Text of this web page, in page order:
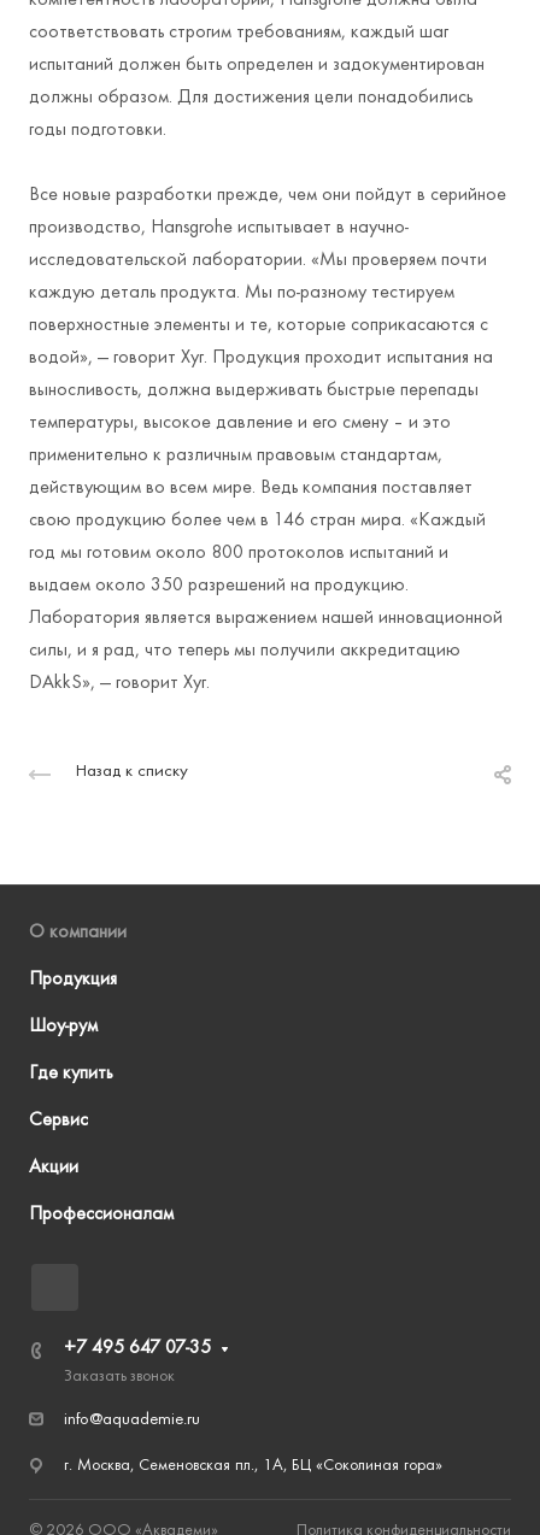
соответствовать строгим требованиям, каждый шаг
испытаний должен быть определен и задокументирован
должны образом. Для достижения цели понадобились
годы подготовки.
Все новые разработки прежде, чем они пойдут в серийное
производство, Hansgrohe испытывает в научно-
исследовательской лаборатории. «Мы проверяем почти
каждую деталь продукта. Мы по-разному тестируем
поверхностные элементы и те, которые соприкасаются с
водой», — говорит Хуг. Продукция проходит испытания на
выносливость, должна выдерживать быстрые перепады
температуры, высокое давление и его смену – и это
применительно к различным правовым стандартам,
действующим во всем мире. Ведь компания поставляет
свою продукцию более чем в 146 стран мира. «Каждый
год мы готовим около 800 протоколов испытаний и
выдаем около 350 разрешений на продукцию.
Лаборатория является выражением нашей инновационной
силы, и я рад, что теперь мы получили аккредитацию
DAkkS», — говорит Хуг.
Назад к списку
О компании
Продукция
Шоу-рум
Где купить
Сервис
Акции
Профессионалам
+7 495 647 07-35
Заказать звонок
info@aquademie.ru
г. Москва, Семеновская пл., 1А, БЦ «Соколиная гора»
© 2026 ООО «Аквадеми» Политика конфиденциальности